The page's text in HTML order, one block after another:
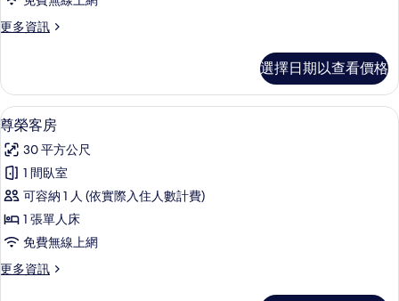
加
大
人
床,
無
障
礙
(Communications)
的
所
有
更多資訊
更
2
張
加
大
雙
人
床,
無
障
礙
(Communications)
的
選擇日期以查看價格
顯
示
尊
榮
客
房
所
高級寢具、書桌、筆電工作空間、免
6
尊榮客房
30 平方公尺
1 間臥室
可容納 1 人 (依實際入住人數計費)
1 張單人床
免費無線上網
更多資訊
更